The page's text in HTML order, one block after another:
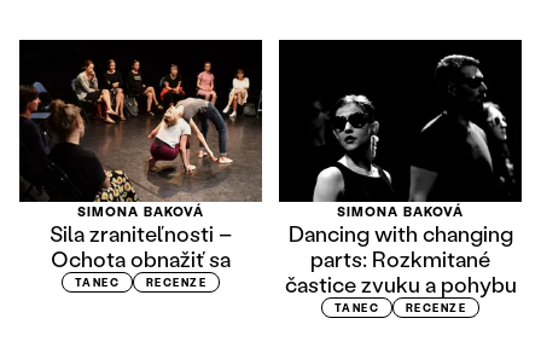
SIMONA BAKOVÁ
Sila zraniteľnosti –
Ochota obnažiť sa
TANEC RECENZE
SIMONA BAKOVÁ
Dancing with changing
parts: Rozkmitané
častice zvuku a pohybu
TANEC RECENZE